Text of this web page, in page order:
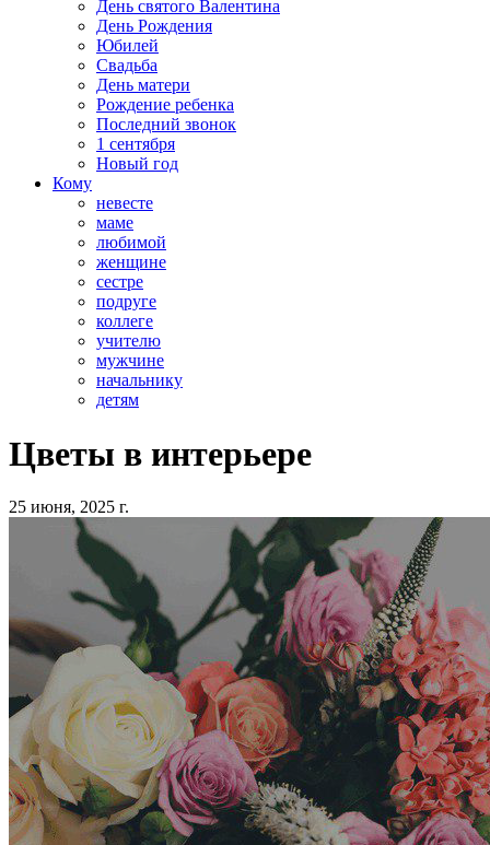
День святого Валентина
День Рождения
Юбилей
Свадьба
День матери
Рождение ребенка
Последний звонок
1 сентября
Новый год
Кому
невесте
маме
любимой
женщине
сестре
подруге
коллеге
учителю
мужчине
начальнику
детям
Цветы в интерьере
25 июня, 2025 г.